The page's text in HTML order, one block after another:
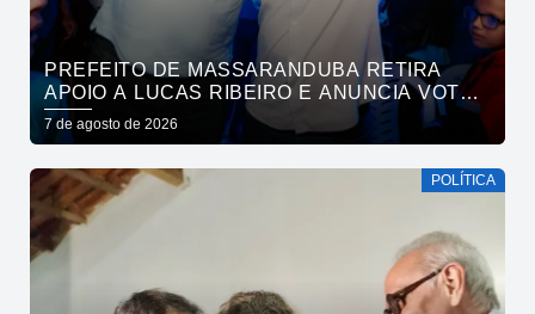
PREFEITO DE MASSARANDUBA RETIRA
APOIO A LUCAS RIBEIRO E ANUNCIA VOTO
EM CÍCERO PARA O GOVERNO
7 de agosto de 2026
POLÍTICA